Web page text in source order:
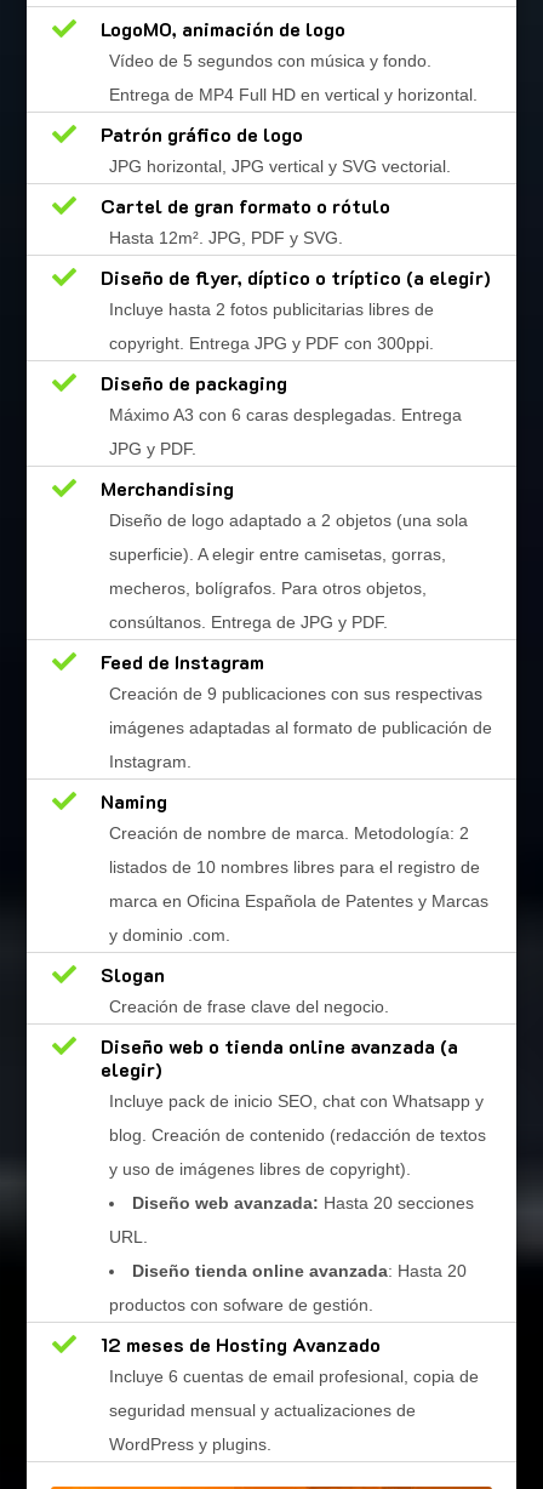
 LogoMO, animación de logo
Vídeo de 5 segundos con música y fondo.
Entrega de MP4 Full HD en vertical y horizontal.
 Patrón gráfico de logo
JPG horizontal, JPG vertical y SVG vectorial.
 Cartel de gran formato o rótulo
Hasta 12m². JPG, PDF y SVG.
 Diseño de flyer, díptico o tríptico (a elegir)
Incluye hasta 2 fotos publicitarias libres de
copyright. Entrega JPG y PDF con 300ppi.
 Diseño de packaging
Máximo A3 con 6 caras desplegadas. Entrega
JPG y PDF.
 Merchandising
Diseño de logo adaptado a 2 objetos (una sola
superficie). A elegir entre camisetas, gorras,
mecheros, bolígrafos. Para otros objetos,
consúltanos. Entrega de JPG y PDF.
 Feed de Instagram
Creación de 9 publicaciones con sus respectivas
imágenes adaptadas al formato de publicación de
Instagram.
 Naming
Creación de nombre de marca. Metodología: 2
listados de 10 nombres libres para el registro de
marca en Oficina Española de Patentes y Marcas
y dominio .com.
 Slogan
Creación de frase clave del negocio.

Diseño web o tienda online avanzada (a
elegir)
Incluye pack de inicio SEO, chat con Whatsapp y
blog. Creación de contenido (redacción de textos
y uso de imágenes libres de copyright).
Diseño web avanzada: Hasta 20 secciones
URL.
Diseño tienda online avanzada: Hasta 20
productos con sofware de gestión.
 12 meses de Hosting Avanzado
Incluye 6 cuentas de email profesional, copia de
seguridad mensual y actualizaciones de
WordPress y plugins.